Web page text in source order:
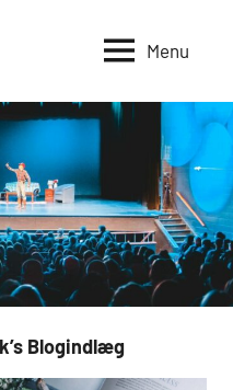
Menu
Blogindlæg